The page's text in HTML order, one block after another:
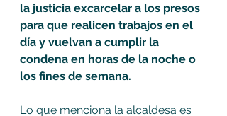
la justicia excarcelar a los presos
para que realicen trabajos en el
día y vuelvan a cumplir la
condena en horas de la noche o
los fines de semana.
Lo que menciona la alcaldesa es